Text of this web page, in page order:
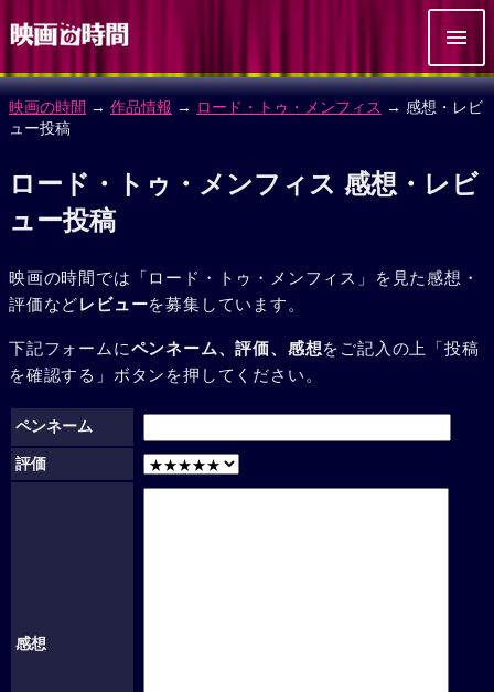
映画の時間 → 作品情報 → ロード・トゥ・メンフィス → 感想・レビ
ュー投稿
ロード・トゥ・メンフィス 感想・レビ
ュー投稿
映画の時間では「ロード・トゥ・メンフィス」を見た感想・
評価などレビューを募集しています。
下記フォームにペンネーム、評価、感想をご記入の上「投稿
を確認する」ボタンを押してください。
ペンネーム
評価
感想